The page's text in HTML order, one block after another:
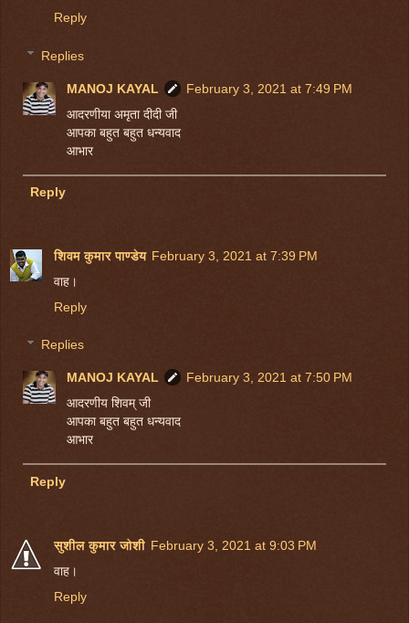
Reply
Replies
MANOJ KAYAL
February 3, 2021 at 7:49 PM
आदरणीया अमृता दीदी जी
आपका बहुत बहुत धन्यवाद
आभार
Reply
शिवम कुमार पाण्डेय February 3, 2021 at 7:39 PM
वाह।
Reply
Replies
MANOJ KAYAL
February 3, 2021 at 7:50 PM
आदरणीय शिवम् जी
आपका बहुत बहुत धन्यवाद
आभार
Reply
सुशील कुमार जोशी February 3, 2021 at 9:03 PM
वाह।
Reply